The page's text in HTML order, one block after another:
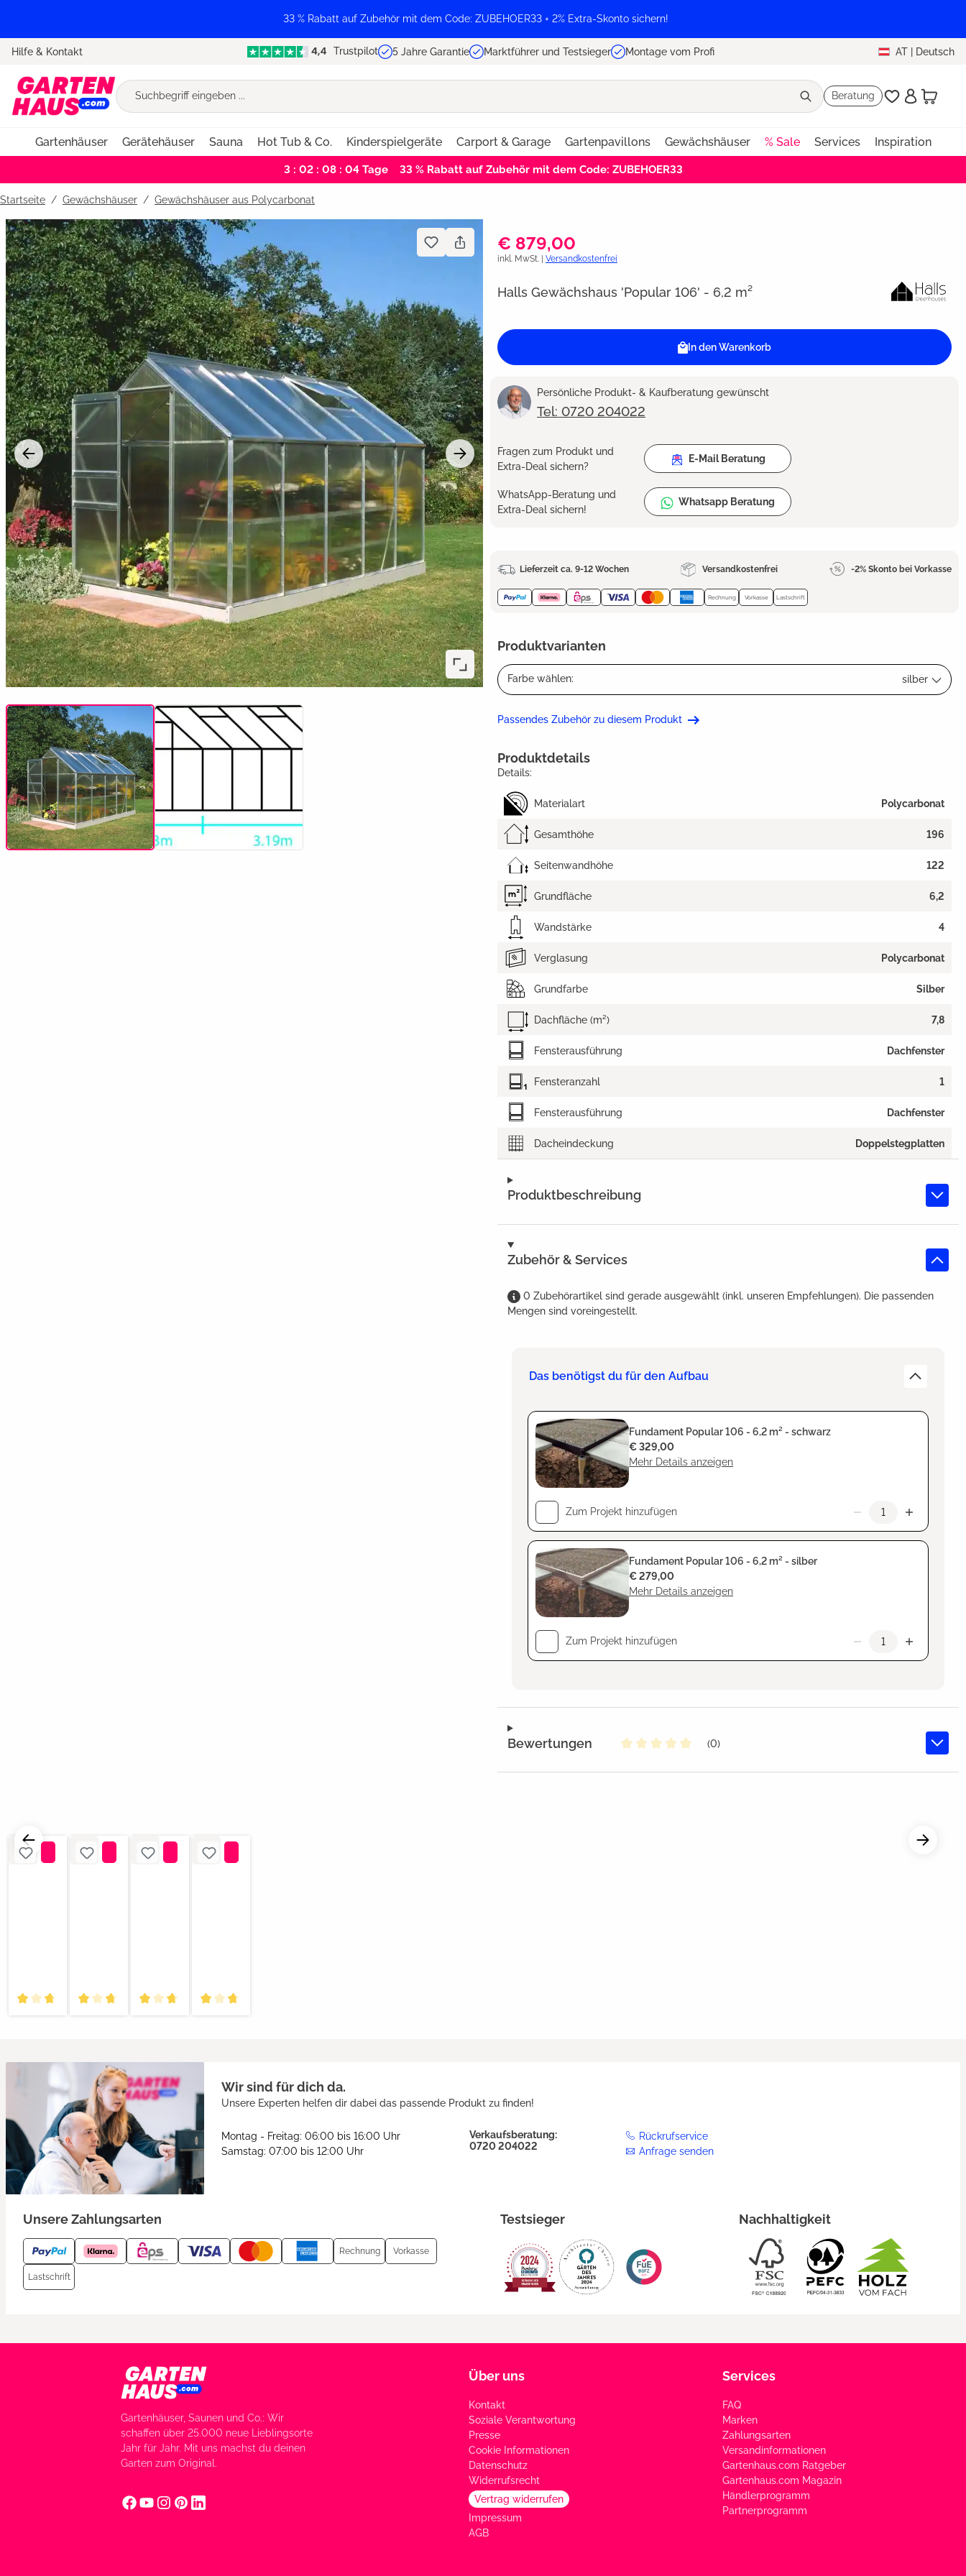
33 % Rabatt auf Zubehör mit dem Code: ZUBEHOER33 + 2% Extra-Skonto sichern!
Hilfe & Kontakt Trustpilot 5 Jahre Garantie Marktführer und Testsieger Montage vom Profi AT | Deutsch
Beratung
Gartenhäuser Gerätehäuser Sauna Hot Tub & Co. Kinderspielgeräte Carport & Garage Gartenpavillons Gewächshäuser % Sale Services Inspiration
3 : 02 : 08 : 03Tage 33 % Rabatt auf Zubehör mit dem Code: ZUBEHOER33
Startseite Gewächshäuser / Gewächshäuser aus Polycarbonat
Bildergalerie überspringen
€ 879,00
inkl. MwSt. | Versandkostenfrei
Halls Gewächshaus 'Popular 106' - 6,2 m²
In den Warenkorb
Persönliche Produkt- & Kaufberatung gewünscht
Tel: 0720 204022
Fragen zum Produkt und
Extra-Deal sichern?
E-Mail Beratung
WhatsApp-Beratung und
Extra-Deal sichern!
Whatsapp Beratung
Lieferzeit ca. 9-12 Wochen Versandkostenfrei -2% Skonto bei Vorkasse
Rechnung Vorkasse Lastschrift
Produktvarianten
Farbe wählen: silber
Passendes Zubehör zu diesem Produkt
Produktbeschreibung
Zubehör & Services
0 Zubehörartikel sind gerade ausgewählt (inkl. unseren Empfehlungen). Die passenden
Mengen sind voreingestellt.
Das benötigst du für den Aufbau
Fundament Popular 106 - 6,2 m² - schwarz
Mehr Details anzeigen
€ 329,00
Zum Projekt hinzufügen
Fundament Popular 106 - 6,2 m² - silber
Mehr Details anzeigen
€ 279,00
Zum Projekt hinzufügen
Bewertungen
(0)
Produktdetails
Details:
Materialart Polycarbonat
Gesamthöhe 196
Seitenwandhöhe 122
Grundfläche 6,2
Wandstärke 4
Verglasung Polycarbonat
Grundfarbe Silber
Dachfläche (m²) 7,8
Fensterausführung Dachfenster
Fensteranzahl 1
Fensterausführung Dachfenster
Dacheindeckung Doppelstegplatten
Wir sind für dich da.
Unsere Experten helfen dir dabei das passende Produkt zu finden!
Montag - Freitag: 06:00 bis 16:00 Uhr
Samstag: 07:00 bis 12:00 Uhr
Verkaufsberatung:
0720 204022
Rückrufservice
Anfrage senden
Unsere Zahlungsarten
Rechnung Vorkasse
Lastschrift
Testsieger Nachhaltigkeit
Gartenhäuser, Saunen und Co.: Wir
schaffen über 25.000 neue Lieblingsorte
Jahr für Jahr. Mit uns machst du deinen
Garten zum Original.
Über uns
Kontakt
Soziale Verantwortung
Presse
Cookie Informationen
Datenschutz
Widerrufsrecht
Vertrag widerrufen
Impressum
AGB
Services
FAQ
Marken
Zahlungsarten
Versandinformationen
Gartenhaus.com Ratgeber
Gartenhaus.com Magazin
Händlerprogramm
Partnerprogramm